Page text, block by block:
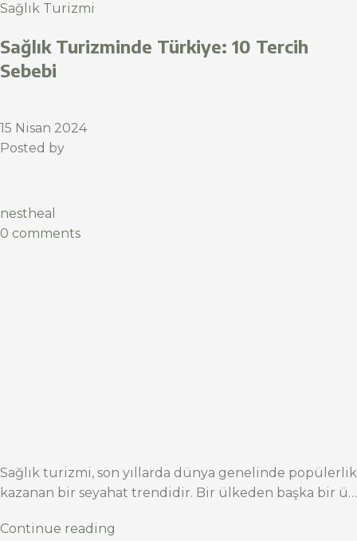
Sağlık Turizmi
Sağlık Turizminde Türkiye: 10 Tercih
Sebebi
15 Nisan 2024
Posted by
nestheal
0 comments
Sağlık turizmi, son yıllarda dünya genelinde popülerlik
kazanan bir seyahat trendidir. Bir ülkeden başka bir ü…
Continue reading